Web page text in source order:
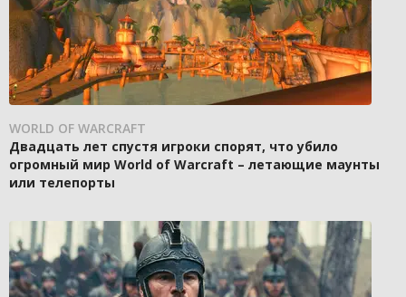
WORLD OF WARCRAFT
Двадцать лет спустя игроки спорят, что убило
огромный мир World of Warcraft – летающие маунты
или телепорты